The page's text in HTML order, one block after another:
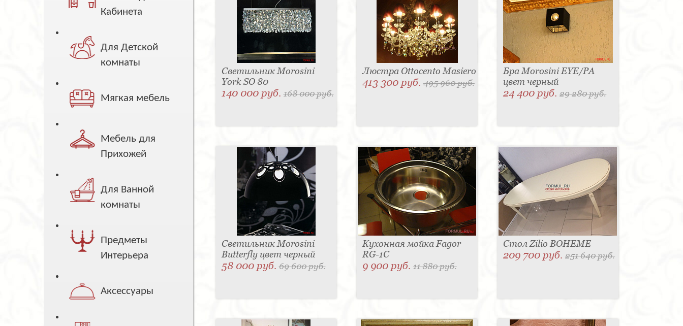
Кабинета
Для Детской
комнаты
Мягкая мебель
Мебель для
Прихожей
Для Ванной
комнаты
Предметы
Интерьера
Аксессуары
Светильник Morosini
York SO 80
140 000 руб.168 000 руб.
Люстра Ottocento Masiero
413 300 руб. 495 960 руб.
Бра Morosini EYE/PA
цвет черный
24 400 руб.29 280 руб.
Светильник Morosini
Butterfly цвет черный
58 000 руб.69 600 руб.
Кухонная мойка Fagor
RG-1C
9 900 руб. 11 880 руб.
Стол Zilio BOHEME
209 700 руб.251 640 руб.